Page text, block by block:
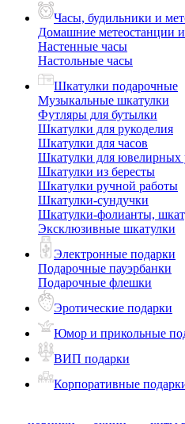
Часы, будильники и
Домашние метеостанции
Настенные часы
Настольные часы
Шкатулки подарочные
Музыкальные шкатулки
Футляры для бутылки
Шкатулки для рукоделия
Шкатулки для часов
Шкатулки для ювелирных
Шкатулки из бересты
Шкатулки ручной работы
Шкатулки-сундучки
Шкатулки-фолианты,
Эксклюзивные шкатулки
Электронные подарки
Подарочные пауэрбанки
Подарочные флешки
Эротические подарки
Юмор и прикольные
ВИП подарки
Корпоративные